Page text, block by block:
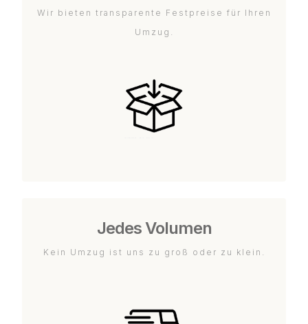
Wir bieten transparente Festpreise für Ihren
Umzug.
Jedes Volumen
Kein Umzug ist uns zu groß oder zu klein.